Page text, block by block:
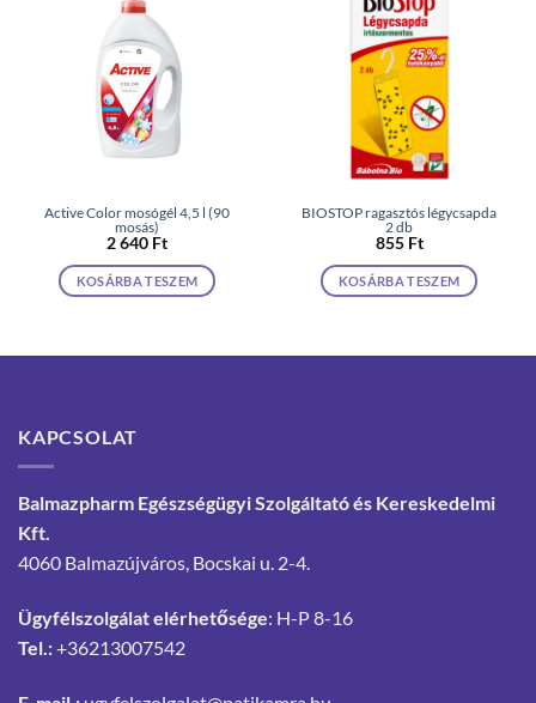
Active Color mosógél 4,5 l (90
mosás)
2 640 Ft
KOSÁRBA TESZEM
BIOSTOP ragasztós légycsapda
2 db
855 Ft
KOSÁRBA TESZEM
KAPCSOLAT
Balmazpharm Egészségügyi Szolgáltató és Kereskedelmi
Kft.
4060 Balmazújváros, Bocskai u. 2-4.
Ügyfélszolgálat elérhetősége: H-P 8-16
Tel.:+36213007542